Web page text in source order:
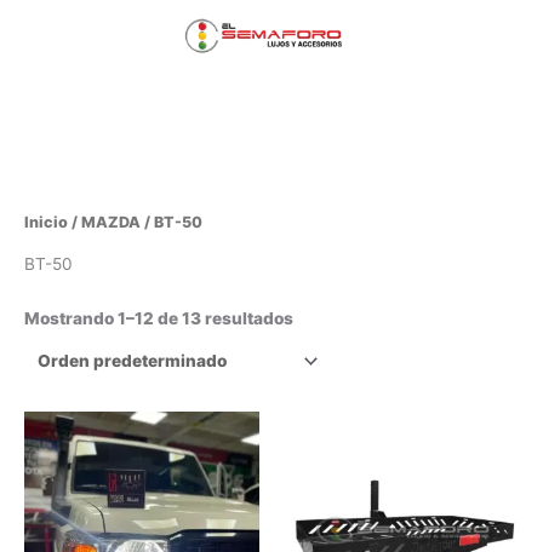
Menú
Inicio / MAZDA / BT-50
BT-50
Mostrando 1–12 de 13 resultados